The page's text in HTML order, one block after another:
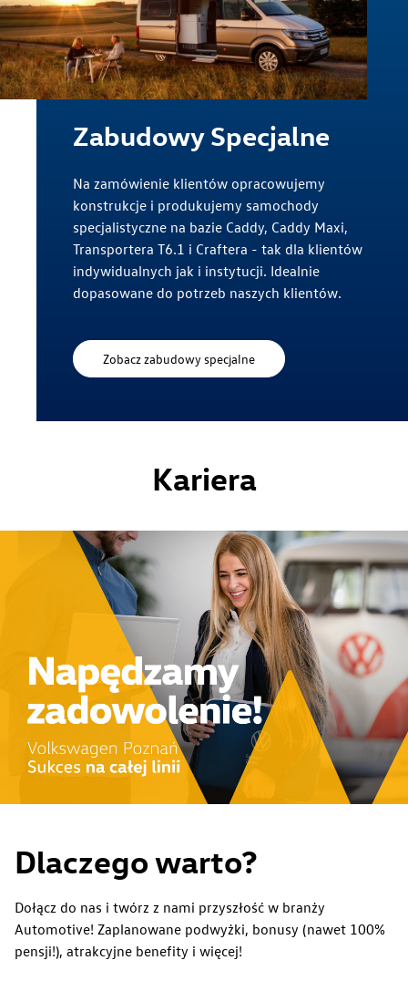
Nasze zakłady
Zakład Caddy w Antoninku
Zakład Crafter Września
Odlewnia na Wildzie
Zakład w Swarzędzu
Zwiedzanie Zakładu
Zabudowy Specjalne
Na zamówienie klientów opracowujemy
konstrukcje i produkujemy samochody
specjalistyczne na bazie Caddy, Caddy Maxi,
Transportera T6.1 i Craftera - tak dla klientów
indywidualnych jak i instytucji. Idealnie
dopasowane do potrzeb naszych klientów.
Zobacz zabudowy specjalne
Kariera
Dlaczego warto?
Dołącz do nas i twórz z nami przyszłość w branży
Automotive! Zaplanowane podwyżki, bonusy (nawet 100%
pensji!), atrakcyjne benefity i więcej!